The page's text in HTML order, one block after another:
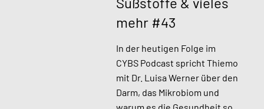
mehr #43
In der heutigen Folge im
CYBS Podcast spricht Thiemo
mit Dr. Luisa Werner über den
Darm, das Mikrobiom und